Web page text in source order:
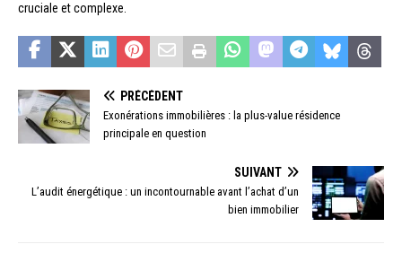
cruciale et complexe.
PRÉCÉDENT
Exonérations immobilières : la plus-value résidence
principale en question
SUIVANT
L’audit énergétique : un incontournable avant l’achat d’un
bien immobilier